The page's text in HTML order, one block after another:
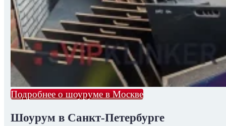
Подробнее о шоуруме в Москве
Шоурум в Санкт-Петербурге